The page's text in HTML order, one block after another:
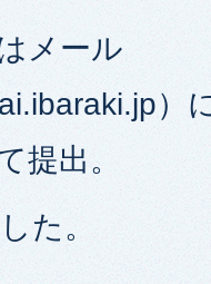
メール
）
提出。
た。